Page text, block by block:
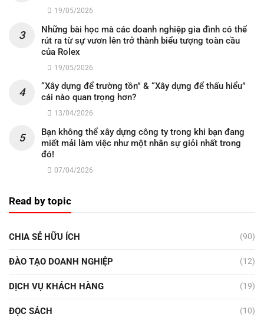
19/05/2026
Những bài học mà các doanh nghiệp gia đình có thể
rút ra từ sự vươn lên trở thành biểu tượng toàn cầu
của Rolex
19/05/2026
“Xây dựng để trường tồn” & “Xây dựng để thấu hiểu”
cái nào quan trọng hơn?
13/04/2026
Bạn không thể xây dựng công ty trong khi bạn đang
miết mải làm việc như một nhân sự giỏi nhất trong
đó!
07/04/2026
Read by topic
CHIA SẺ HỮU ÍCH (90)
ĐÀO TẠO DOANH NGHIỆP (12)
DỊCH VỤ KHÁCH HÀNG (19)
ĐỌC SÁCH (10)